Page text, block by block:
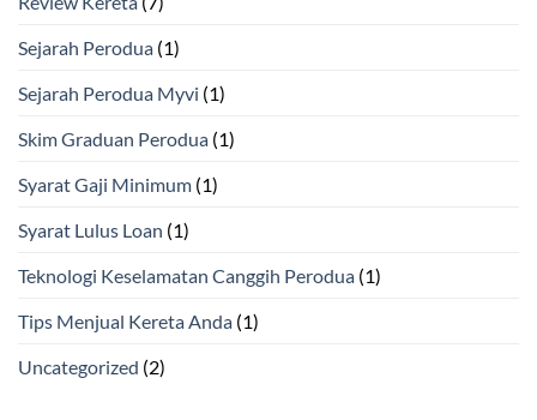
Sejarah Perodua (1)
Sejarah Perodua Myvi (1)
Skim Graduan Perodua (1)
Syarat Gaji Minimum (1)
Syarat Lulus Loan (1)
Teknologi Keselamatan Canggih Perodua (1)
Tips Menjual Kereta Anda (1)
Uncategorized (2)